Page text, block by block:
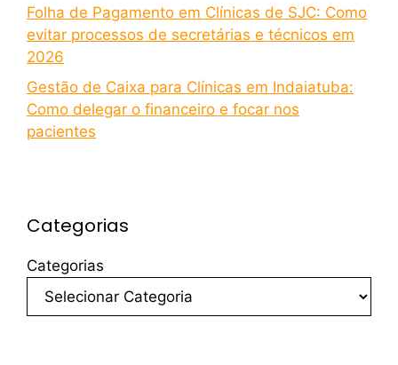
Folha de Pagamento em Clínicas de SJC: Como
evitar processos de secretárias e técnicos em
2026
Gestão de Caixa para Clínicas em Indaiatuba:
Como delegar o financeiro e focar nos
pacientes
Categorias
Categorias